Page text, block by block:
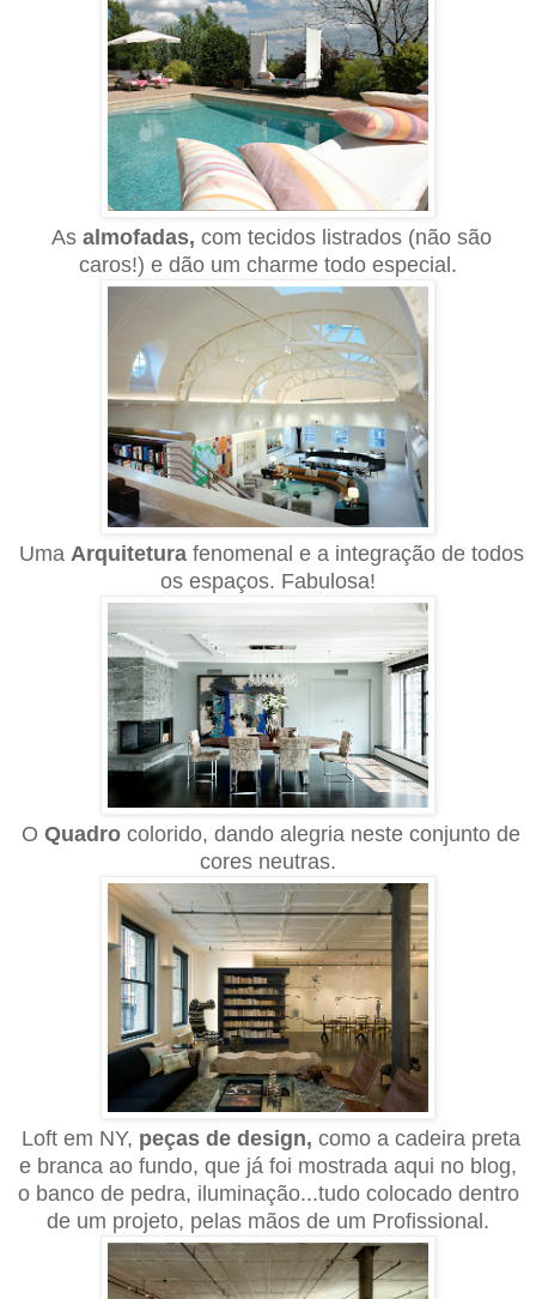
Asalmofadas, com tecidos listrados (não são
caros!) e dão um charme todo especial.
Uma Arquitetura fenomenal e a integração de todos
os espaços. Fabulosa!
O Quadro colorido, dando alegria neste conjunto de
cores neutras.
Loft em NY, peças de design, como a cadeira preta
e branca ao fundo, que já foi mostrada aqui no blog,
o banco de pedra, iluminação...tudo colocado dentro
de um projeto, pelas mãos de um Profissional.